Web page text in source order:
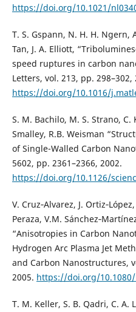
https://doi.org/10.1021/
T. S. Gspann, N. H. H. Ngern,
Tan, J. A. Elliott,
speed ruptures in carbon
Letters, vol. 213, pp. 298–302,
https://doi.org/10.1016/
S. M. Bachilo, M. S. Strano, C.
Smalley, R.B. Weisman
of Single-Walled Carbon
5602, pp. 2361–2366, 2002.
https://doi.org/10.1126/
V. Cruz‐Alvarez, J.
Peraza, V.M.
“Anisotropies in Carbon
Hydrogen Arc Plasma Jet
and Carbon Nanostructures,
2005. https://doi.org/10.1080/
T. M. Keller, S. B. Qadri, C.